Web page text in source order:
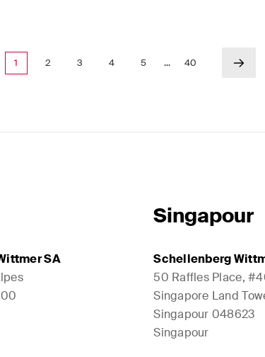
1 2 3 4 5 ... 40
SA
Singapour
Schellenberg
50 Raffles Place,
Singapore Land
Singapour 048623
Singapour